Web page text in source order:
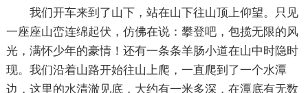
我们开车来到了山下，站在山下往山顶上仰望。只见
一座座山峦连绵起伏，仿佛在说：攀登吧，包揽无限的风
光，满怀少年的豪情！还有一条条羊肠小道在山中时隐时
现。我们沿着山路开始往山上爬，一直爬到了一个水潭
边，这里的水清澈见底，大约有一米多深，在潭底有无数